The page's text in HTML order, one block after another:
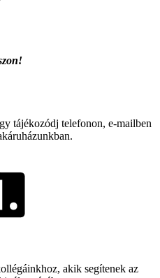
tájékozódj telefonon, e-mailben
akik segítenek az